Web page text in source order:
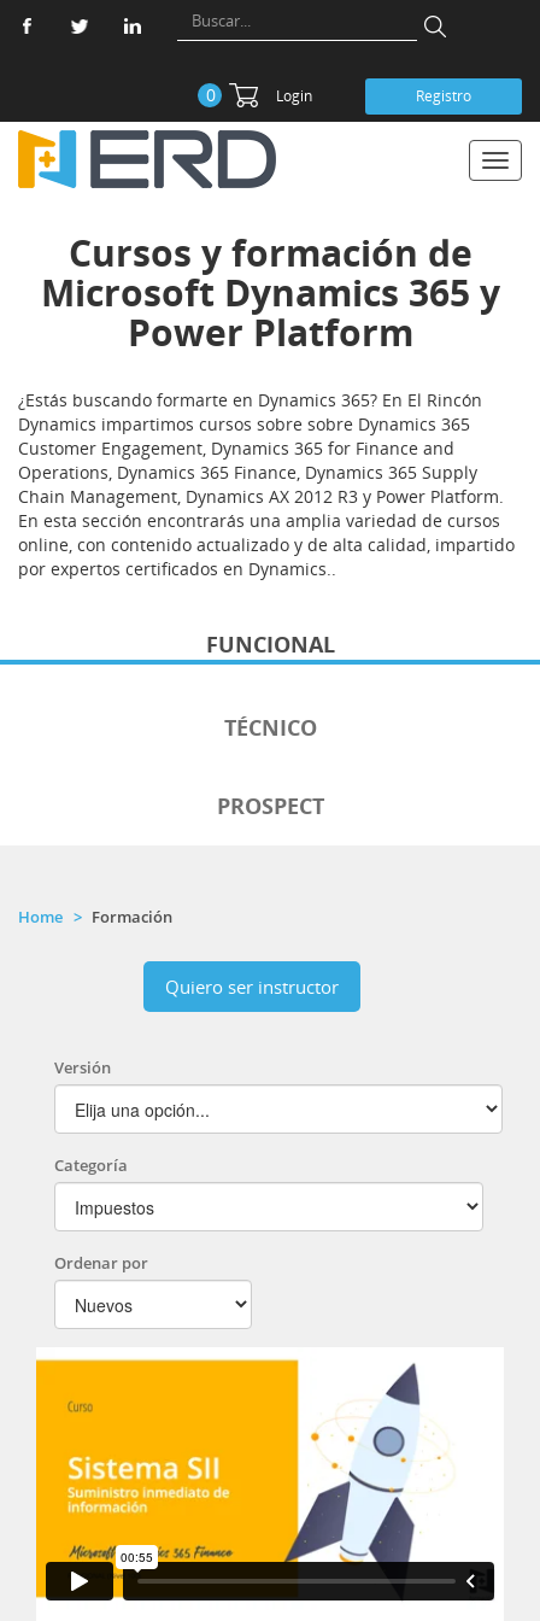
0 Login Registro
Cursos y formación de
Microsoft Dynamics 365 y
Power Platform
¿Estás buscando formarte en Dynamics 365? En El Rincón
Dynamics impartimos cursos sobre sobre Dynamics 365
Customer Engagement, Dynamics 365 for Finance and
Operations, Dynamics 365 Finance, Dynamics 365 Supply
Chain Management, Dynamics AX 2012 R3 y Power Platform.
En esta sección encontrarás una amplia variedad de cursos
online, con contenido actualizado y de alta calidad, impartido
por expertos certificados en Dynamics..
FUNCIONAL
TÉCNICO
PROSPECT
Home Formación
Quiero ser instructor
Versión
Categoría
Ordenar por